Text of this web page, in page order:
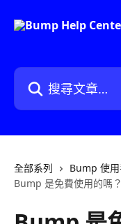
搜尋文章…
全部系列 Bump 使
Bump 是免費使用的嗎？